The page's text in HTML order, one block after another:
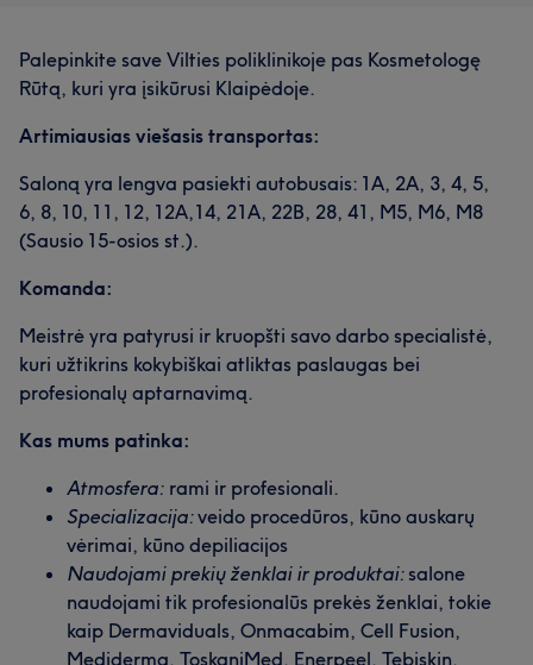
Palepinkite save Vilties poliklinikoje pas Kosmetologę
Rūtą, kuri yra įsikūrusi Klaipėdoje.
Artimiausias viešasis transportas:
Saloną yra lengva pasiekti autobusais: 1A, 2A, 3, 4, 5,
6, 8, 10, 11, 12, 12A,14, 21A, 22B, 28, 41, M5, M6, M8
(Sausio 15-osios st.).
Komanda:
Meistrė yra patyrusi ir kruopšti savo darbo specialistė,
kuri užtikrins kokybiškai atliktas paslaugas bei
profesionalų aptarnavimą.
Kas mums patinka:
Atmosfera: rami ir profesionali.
Specializacija:veido procedūros, kūno auskarų
vėrimai, kūno depiliacijos
Naudojami prekių ženklai ir produktai: salone
naudojami tik profesionalūs prekės ženklai, tokie
kaip Dermaviduals, Onmacabim, Cell Fusion,
Mediderma, ToskaniMed, Enerpeel, Tebiskin,